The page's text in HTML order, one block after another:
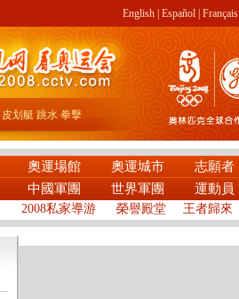
English Español Français
皮划艇 跳水 拳擊
奧運場館 奧運城市
志願者
中國軍團 世界軍團 運動員
2008私家導游 榮譽殿堂 王者歸來